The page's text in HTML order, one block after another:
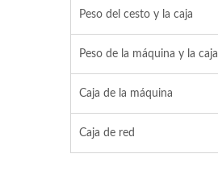
Peso del cesto y la caja
Peso de la máquina y la caja
Caja de la máquina
Caja de red